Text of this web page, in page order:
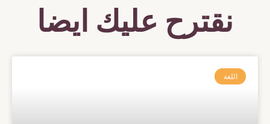
نقترح عليك ايضا
اللغة